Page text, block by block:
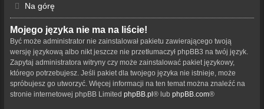
Na górę
Mojego języka nie ma na liście!
Być może administrator nie zainstalował pakietu zawierającego twoją
wersję językową albo nikt jeszcze nie przetłumaczył phpBB3 na twój język.
Zapytaj administratora witryny czy może zainstalować pakiet językowy,
którego potrzebujesz. Jeśli pakiet dla twojego języka nie istnieje, może
spróbujesz go utworzyć. Więcej informacji na ten temat można znaleźć na
stronie internetowej phpBB Limited phpBB.pl® lub phpBB.com®